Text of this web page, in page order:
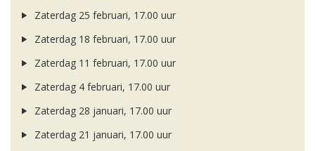
Zaterdag 25 februari, 17.00 uur
Zaterdag 18 februari, 17.00 uur
Zaterdag 11 februari, 17.00 uur
Zaterdag 4 februari, 17.00 uur
Zaterdag 28 januari, 17.00 uur
Zaterdag 21 januari, 17.00 uur